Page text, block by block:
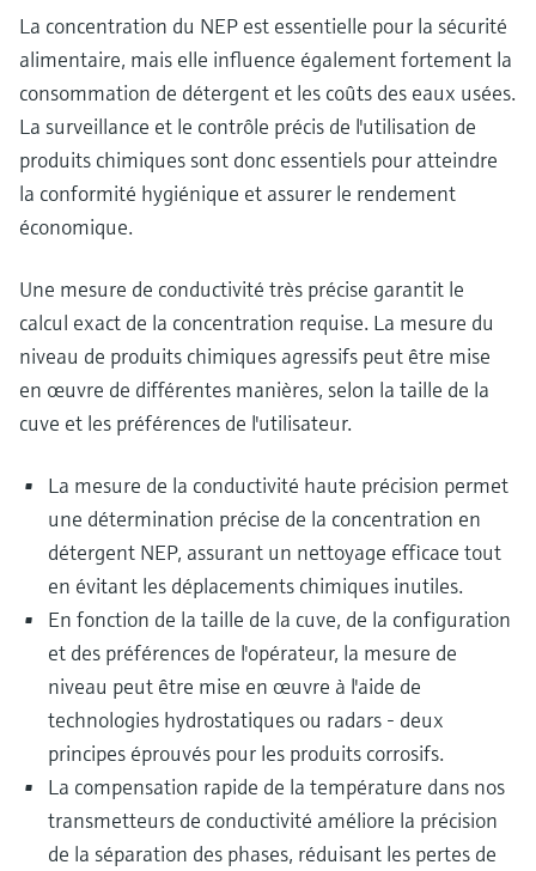
La concentration du NEP est essentielle pour la sécurité
alimentaire, mais elle influence également fortement la
consommation de détergent et les coûts des eaux usées.
La surveillance et le contrôle précis de l'utilisation de
produits chimiques sont donc essentiels pour atteindre
la conformité hygiénique et assurer le rendement
économique.
Une mesure de conductivité très précise garantit le
calcul exact de la concentration requise. La mesure du
niveau de produits chimiques agressifs peut être mise
en œuvre de différentes manières, selon la taille de la
cuve et les préférences de l'utilisateur.
La mesure de la conductivité haute précision permet
une détermination précise de la concentration en
détergent NEP, assurant un nettoyage efficace tout
en évitant les déplacements chimiques inutiles.
En fonction de la taille de la cuve, de la configuration
et des préférences de l'opérateur, la mesure de
niveau peut être mise en œuvre à l'aide de
technologies hydrostatiques ou radars - deux
principes éprouvés pour les produits corrosifs.
La compensation rapide de la température dans nos
transmetteurs de conductivité améliore la précision
de la séparation des phases, réduisant les pertes de